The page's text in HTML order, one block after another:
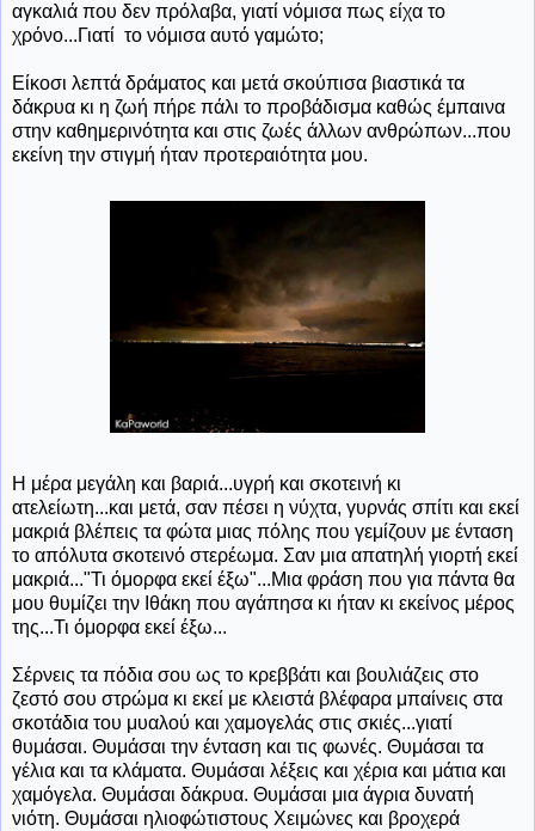
αγκαλιά που δεν πρόλαβα, γιατί νόμισα πως είχα το
χρόνο...Γιατί το νόμισα αυτό γαμώτο;
Είκοσι λεπτά δράματος και μετά σκούπισα βιαστικά τα
δάκρυα κι η ζωή πήρε πάλι το προβάδισμα καθώς έμπαινα
στην καθημερινότητα και στις ζωές άλλων ανθρώπων...που
εκείνη την στιγμή ήταν προτεραιότητα μου.
Η μέρα μεγάλη και βαριά...υγρή και σκοτεινή κι
ατελείωτη...και μετά, σαν πέσει η νύχτα, γυρνάς σπίτι και εκεί
μακριά βλέπεις τα φώτα μιας πόλης που γεμίζουν με ένταση
το απόλυτα σκοτεινό στερέωμα. Σαν μια απατηλή γιορτή εκεί
μακριά..."Τι όμορφα εκεί έξω"...Μια φράση που για πάντα θα
μου θυμίζει την Ιθάκη που αγάπησα κι ήταν κι εκείνος μέρος
της...Τι όμορφα εκεί έξω...
Σέρνεις τα πόδια σου ως το κρεββάτι και βουλιάζεις στο
ζεστό σου στρώμα κι εκεί με κλειστά βλέφαρα μπαίνεις στα
σκοτάδια του μυαλού και χαμογελάς στις σκιές...γιατί
θυμάσαι. Θυμάσαι την ένταση και τις φωνές. Θυμάσαι τα
γέλια και τα κλάματα. Θυμάσαι λέξεις και χέρια και μάτια και
χαμόγελα. Θυμάσαι δάκρυα. Θυμάσαι μια άγρια δυνατή
νιότη. Θυμάσαι ηλιοφώτιστους Χειμώνες και βροχερά